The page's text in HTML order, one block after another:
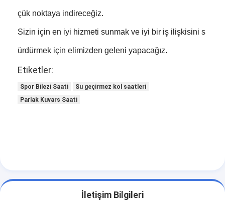
çük noktaya indireceğiz.
Sizin için en iyi hizmeti sunmak ve iyi bir iş ilişkisini s
ürdürmek için elimizden geleni yapacağız.
Etiketler:
Spor Bilezi Saati
Su geçirmez kol saatleri
Parlak Kuvars Saati
İletişim Bilgileri